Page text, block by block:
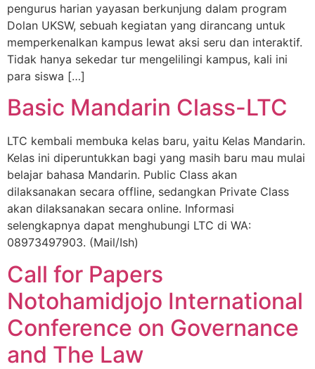
pengurus harian yayasan berkunjung dalam program
Dolan UKSW, sebuah kegiatan yang dirancang untuk
memperkenalkan kampus lewat aksi seru dan interaktif.
Tidak hanya sekedar tur mengelilingi kampus, kali ini
para siswa […]
Basic Mandarin Class-LTC
LTC kembali membuka kelas baru, yaitu Kelas Mandarin.
Kelas ini diperuntukkan bagi yang masih baru mau mulai
belajar bahasa Mandarin. Public Class akan
dilaksanakan secara offline, sedangkan Private Class
akan dilaksanakan secara online. Informasi
selengkapnya dapat menghubungi LTC di WA:
08973497903. (Mail/Ish)
Call for Papers
Notohamidjojo International
Conference on Governance
and The Law